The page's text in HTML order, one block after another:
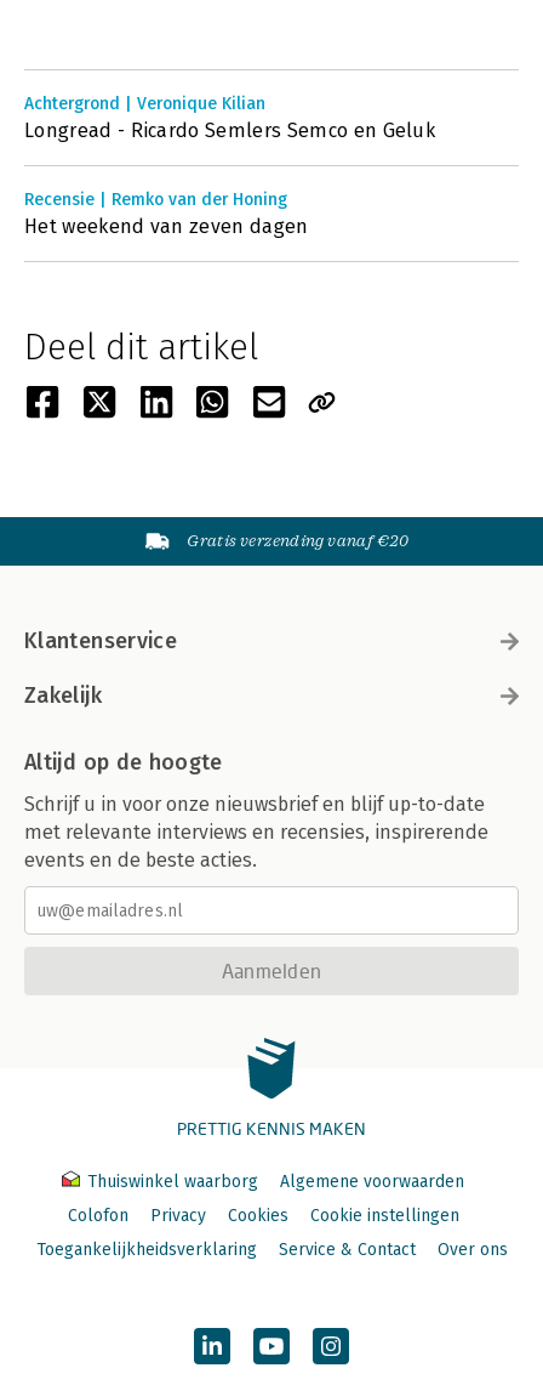
Achtergrond | Veronique Kilian
Longread - Ricardo Semlers Semco en Geluk
Recensie | Remko van der Honing
Het weekend van zeven dagen
Deel dit artikel
Gratis verzending vanaf €20
Klantenservice
Zakelijk
Altijd op de hoogte
Schrijf u in voor onze nieuwsbrief en blijf up-to-date
met relevante interviews en recensies, inspirerende
events en de beste acties.
Aanmelden
PRETTIG KENNIS MAKEN
Thuiswinkel waarborg
Algemene voorwaarden
Colofon
Privacy Cookies
Cookie instellingen
Toegankelijkheidsverklaring
Service & Contact Over ons